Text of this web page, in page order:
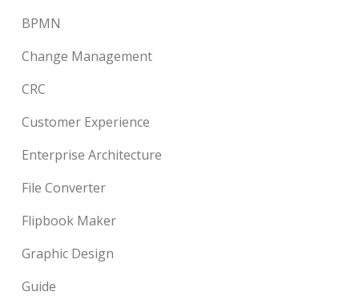
BPMN
Change Management
CRC
Customer Experience
Enterprise Architecture
File Converter
Flipbook Maker
Graphic Design
Guide